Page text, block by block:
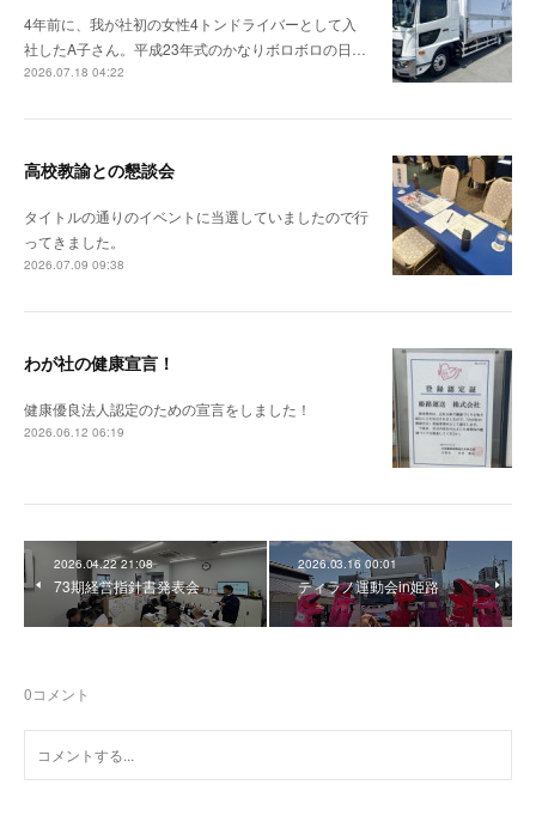
4年前に、我が社初の女性4トンドライバーとして入
社したA子さん。平成23年式のかなりボロボロの日…
2026.07.18 04:22
高校教諭との懇談会
タイトルの通りのイベントに当選していましたので行
ってきました。
2026.07.09 09:38
わが社の健康宣言！
健康優良法人認定のための宣言をしました！
2026.06.12 06:19
2026.04.22 21:08
73期経営指針書発表会
2026.03.16 00:01
ティラノ運動会in姫路
0コメント